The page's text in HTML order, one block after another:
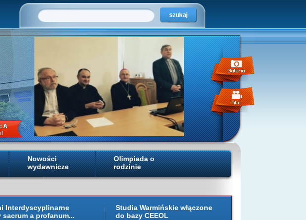
Nowości
wydawnicze
Olimpiada o
rodzinie
Interdyscyplinarne
sacrum a profanum...
Studia Warmińskie włączone
do bazy CEEOL